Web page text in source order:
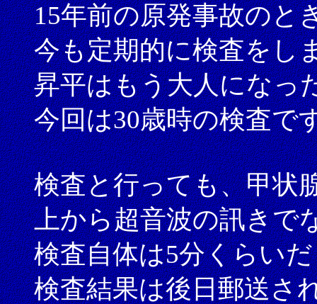
15年前の原発事故のと
今も定期的に検査をし
昇平はもう大人になっ
今回は30歳時の検査で
検査と行っても、甲状
上から超音波の訊きで
検査自体は5分くらい
検査結果は後日郵送さ